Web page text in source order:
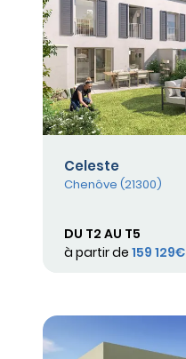
Celeste
Chenôve (21300)
DU T2 AU T5
à partir de 159 129€